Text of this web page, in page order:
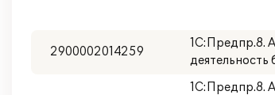
2900002014259
1С:Предпр.8.
деятельность
1С:Предпр.8.